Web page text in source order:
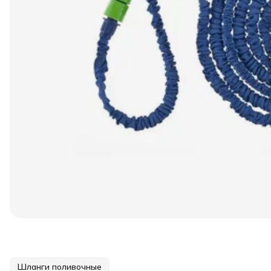
Шланги поливочные